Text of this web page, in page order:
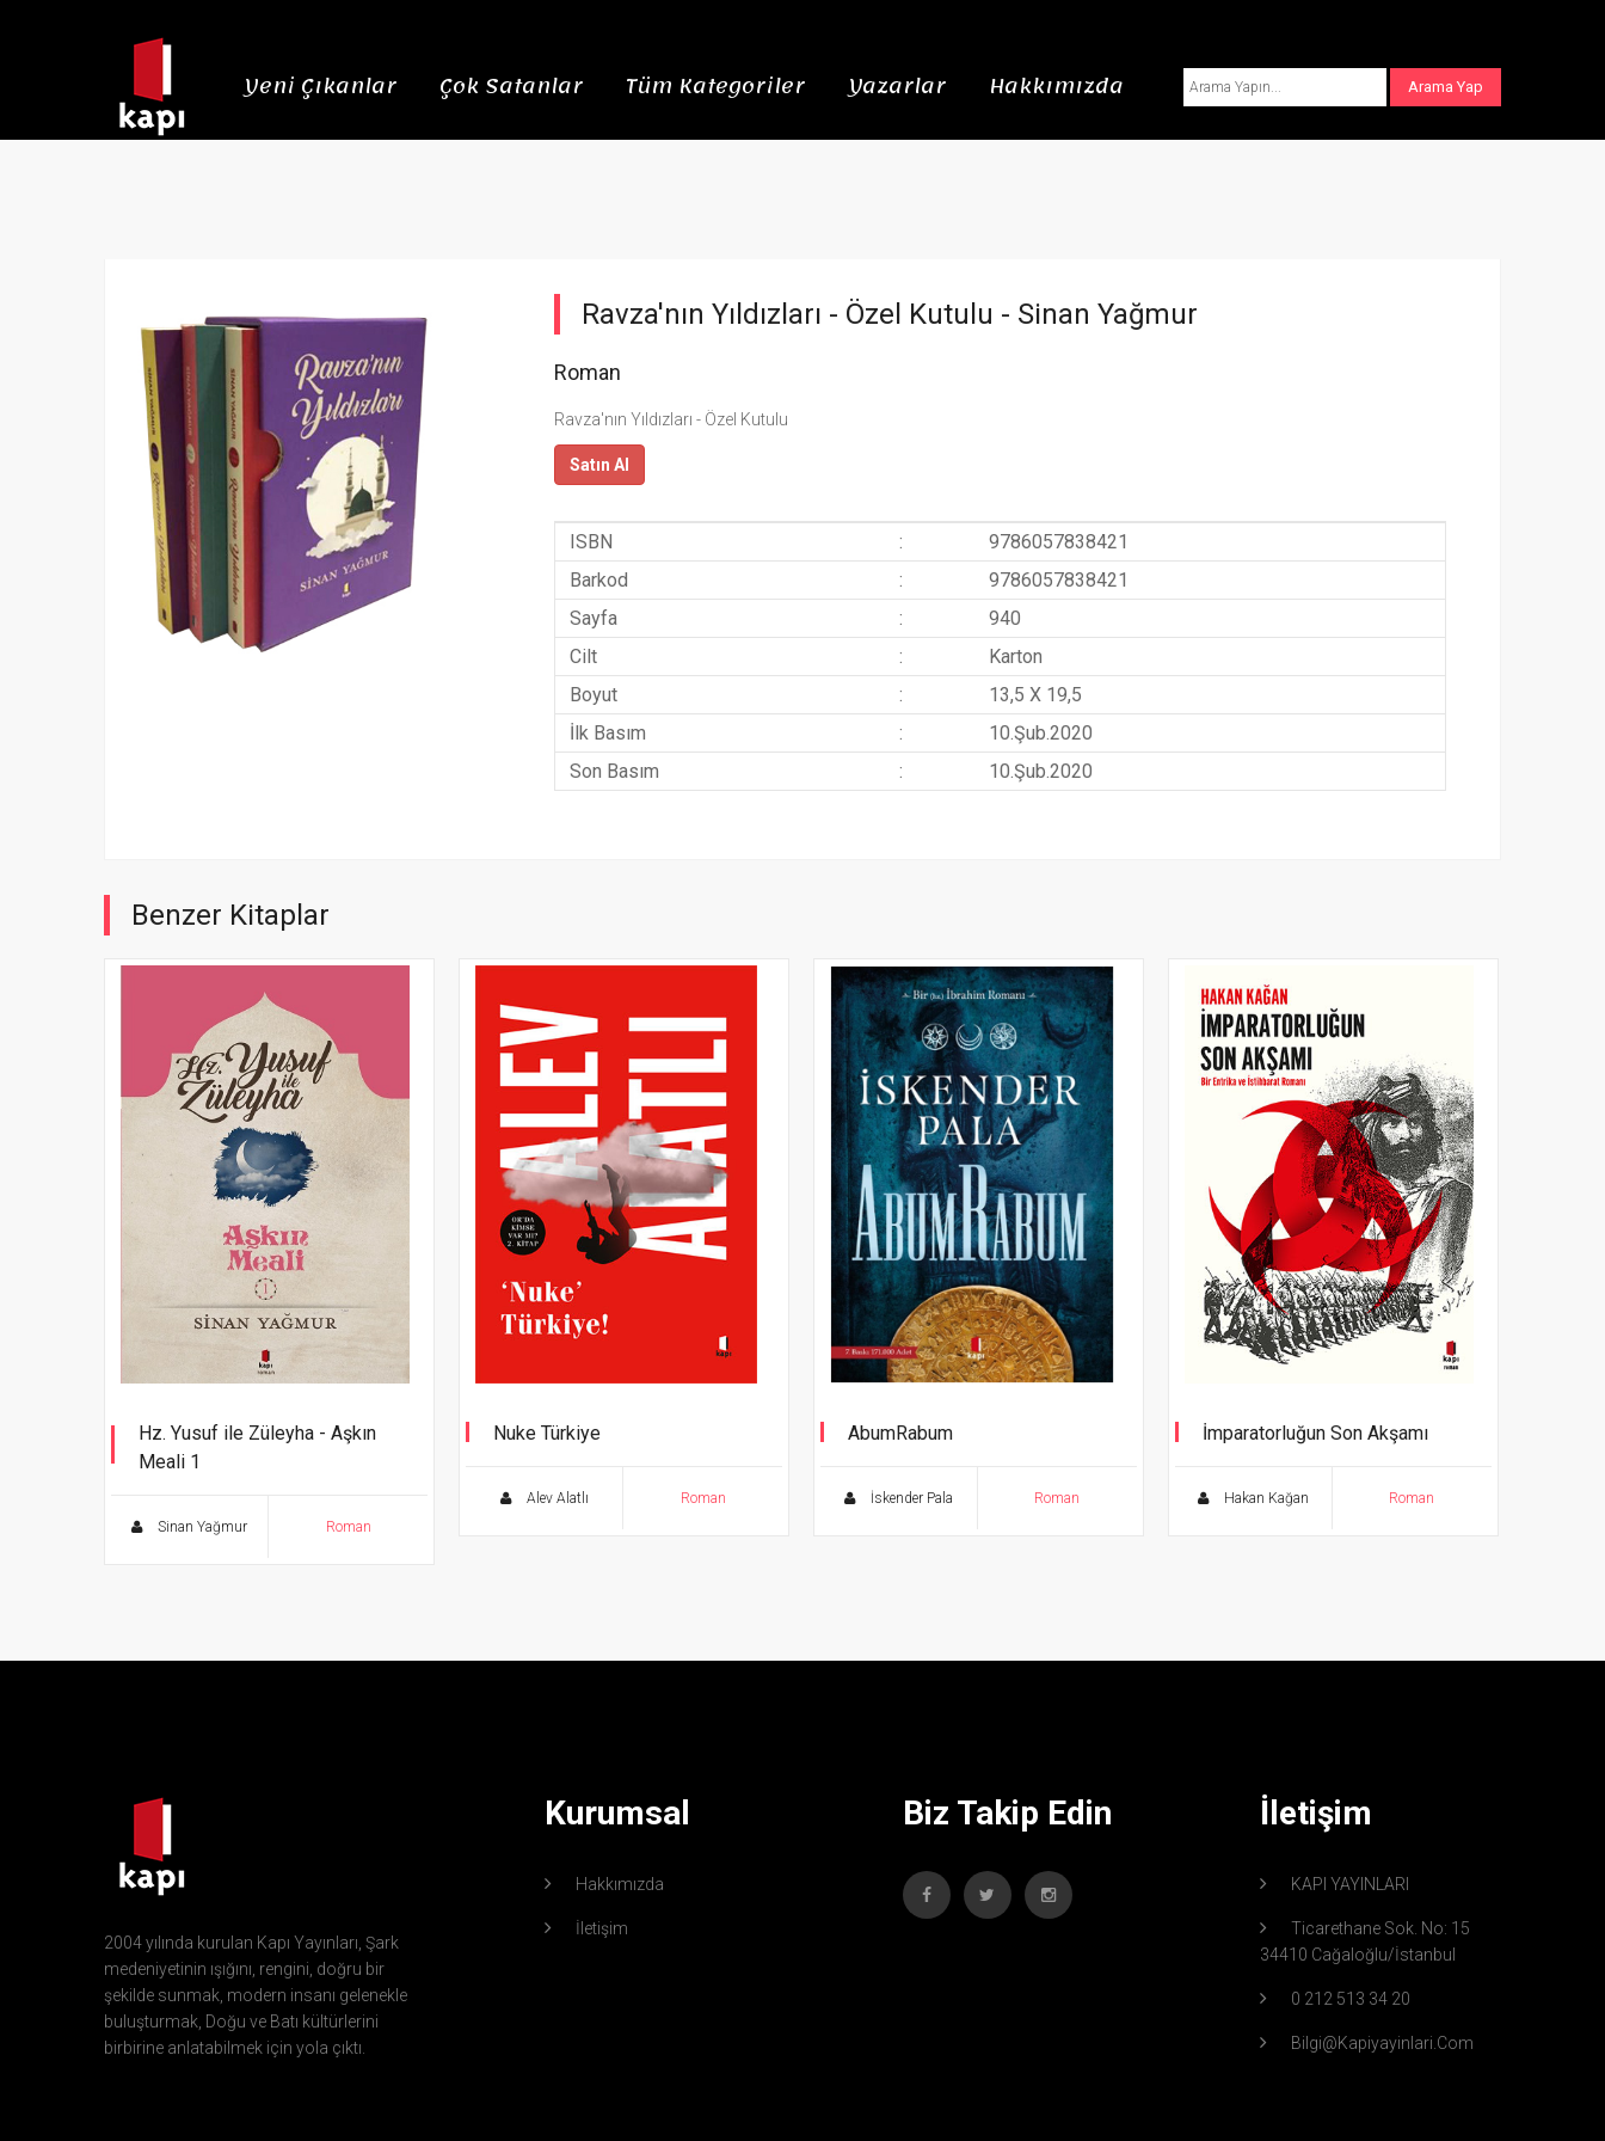
Yeni Çıkanlar Çok Satanlar Tüm Kategoriler Yazarlar Hakkımızda
Ravza'nın Yıldızları - Özel Kutulu - Sinan Yağmur
Roman
Ravza'nın Yıldızları - Özel Kutulu
Satın Al
ISBN :
9786057838421
Barkod
:
9786057838421
Sayfa
:
940
Cilt
:
Karton
Boyut
:
13,5 X 19,5
İlk Basım
:
10.Şub.2020
Son Basım
: 10.Şub.2020
Benzer Kitaplar
Hz. Yusuf ile Züleyha - Aşkın
Meali 1
Sinan Yağmur Roman
Nuke Türkiye
Alev Alatlı Roman
AbumRabum
İskender Pala Roman
İmparatorluğun Son Akşamı
Hakan Kağan Roman
2004 yılında kurulan Kapı Yayınları, Şark
medeniyetinin ışığını, rengini, doğru bir
şekilde sunmak, modern insanı gelenekle
buluşturmak, Doğu ve Batı kültürlerini
birbirine anlatabilmek için yola çıktı.
Kurumsal
Hakkımızda
İletişim
Biz Takip Edin İletişim
KAPI YAYINLARI
Ticarethane Sok. No: 15
34410 Cağaloğlu/İstanbul
0 212 513 34 20
Bilgi@kapiyayinlari.com